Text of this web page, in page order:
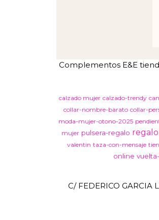
Complementos E&E
calzado mujer calzado-trendy
collar-nombre-barato collar-
moda-mujer-otono-2025
mujer pulsera-regalo regalo
valentin taza-con-mensaje
online
C/ FEDERICO